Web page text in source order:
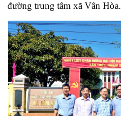
đường trung tâm xã Vân Hòa.